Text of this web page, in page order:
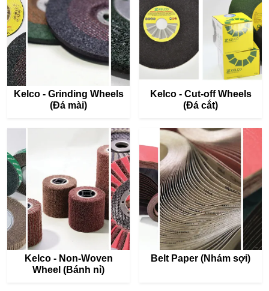
Kelco - Grinding Wheels
(Đá mài)
Kelco - Cut-off Wheels
(Đá cắt)
Kelco - Non-Woven
Wheel (Bánh nỉ)
Belt Paper (Nhám sợi)